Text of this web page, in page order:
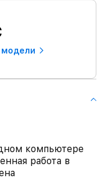
модели
компьютере
работа в